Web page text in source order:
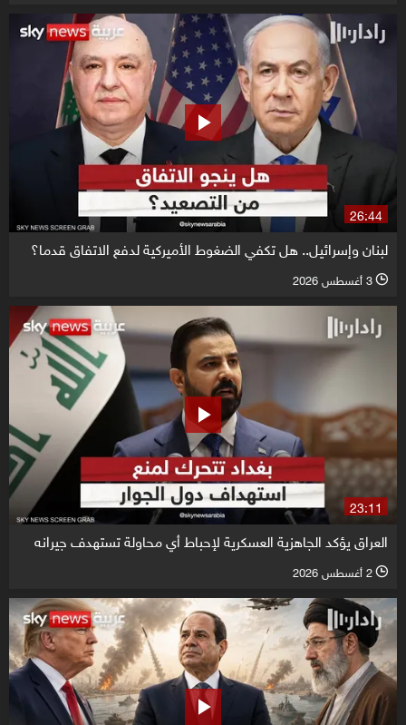
26:44
لبنان وإسرائيل.. هل تكفي الضغوط الأميركية لدفع الاتفاق قدما؟
l 3 أغسطس 2026
23:11
العراق يؤكد الجاهزية العسكرية لإحباط أي محاولة تستهدف جيرانه
l 2 أغسطس 2026